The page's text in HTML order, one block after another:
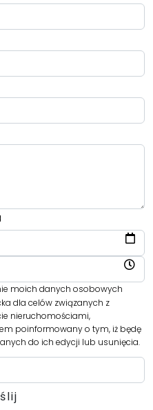
moich danych osobowych
dla celów związanych z
nieruchomościami,
poinformowany o tym, iż będę
do ich edycji lub usunięcia.